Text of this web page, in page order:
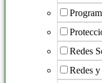
Redes
Redes